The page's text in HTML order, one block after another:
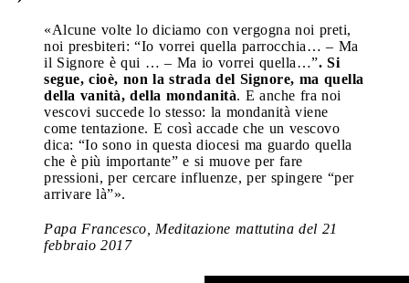
«Alcune volte lo diciamo con vergogna noi preti,
noi presbiteri: “Io vorrei quella parrocchia… – Ma
il Signore è qui … – Ma io vorrei quella…”. Si
segue, cioè, non la strada del Signore, ma quella
della vanità, della mondanità. E anche fra noi
vescovi succede lo stesso: la mondanità viene
come tentazione. E così accade che un vescovo
dica: “Io sono in questa diocesi ma guardo quella
che è più importante” e si muove per fare
pressioni, per cercare influenze, per spingere “per
arrivare là”».
Papa Francesco, Meditazione mattutina del 21
febbraio 2017